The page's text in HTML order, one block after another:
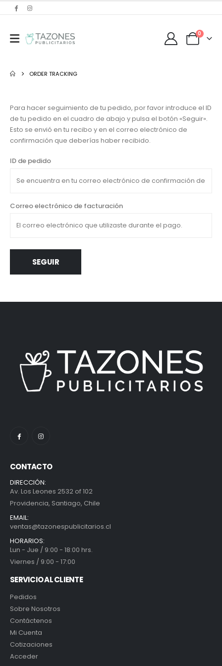
0
ORDER TRACKING
Para hacer seguimiento de tu pedido, por favor introduce el ID
de tu pedido en el cuadro de abajo y pulsa el botón «Seguir».
Esto se envió en tu recibo y en el correo electrónico de
confirmación que deberías haber recibido.
ID de pedido
Correo electrónico de facturación
SEGUIR
CONTACTO
DIRECCIÓN:
Av. Los Leones 2532 of 102
Providencia, Santiago, Chile
EMAIL:
ventas@tazonespublicitarios.cl
HORARIOS:
Lun - Jue / 9:00 - 18:00 hrs.
Viernes / 9:00 - 17:00
SERVICIO AL CLIENTE
Pedidos
Sobre Nosotros
Contáctenos
Mi Cuenta
Cotizaciones
Acceder